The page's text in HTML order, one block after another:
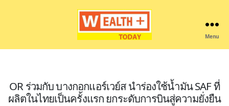
Menu
OR ร่วมกับ บางกอกแอร์เวย์ส นำร่องใช้น้ำมัน SAF ที่
ผลิตในไทยเป็นครั้งแรก ยกระดับการบินสู่ความยั่งยืน